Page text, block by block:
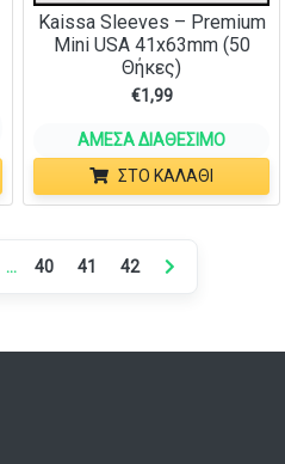
Kaissa Sleeves – Premium
Mini USA 41x63mm (50
Θήκες)
€1,99
ΆΜΕΣΑ ΔΙΑΘΈΣΙΜΟ
ΣΤΟ ΚΑΛΆΘΙ
… 40 41 42 Next page